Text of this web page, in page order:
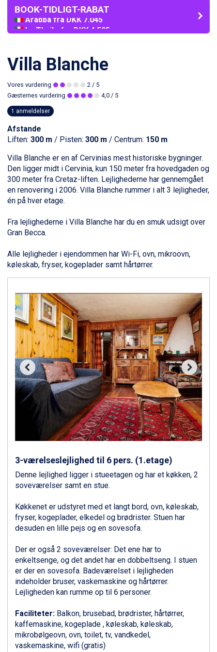
BOOK-TIDLIGT-RABAT
La Thuile fra DKK 4.595
Val Thorens fra DKK 5.395
Bad Hofgastein fra DKK 5.495
Passo Tonale fra DKK 3.795
Sölden fra DKK 8.445
Champoluc fra DKK 3.795
Sestriere fra DKK 4.395
Wagrain fra DKK 4.645
Ischgl fra DKK 7.095
Fieberbrunn fra DKK 6.145
Zell am See fra DKK 4.095
Canazei fra DKK 4.745
Livigno fra DKK 4.145
Ponte di Legno fra DKK 4.745
Sauze dOulx fra DKK 4.045
Bad Gastein fra DKK 4.195
Arabba fra DKK 7.045
Val Thorens fra DKK 5.395
Cervinia fra DKK 5.295
Bad Hofgastein fra DKK 5.495
Saalbach fra DKK 5.945
Sölden fra DKK 8.445
Champoluc fra DKK 3.795
Sestriere fra DKK 4.395
Wagrain fra DKK 4.645
Ischgl fra DKK 7.095
Fieberbrunn fra DKK 6.145
St. Anton fra DKK 7.245
Zell am See fra DKK 4.095
Canazei fra DKK 4.745
Livigno fra DKK 4.145
Ponte di Legno fra DKK 4.745
Sauze dOulx fra DKK 4.045
Alleghe fra DKK 5.595
Arabba fra DKK 7.045
La Thuile fra DKK 4.595
Val Thorens fra DKK 5.395
Bad Hofgastein fra DKK 5.495
Passo Tonale fra DKK 3.795
Saalbach fra DKK 5.945
Sölden fra DKK 8.445
Champoluc fra DKK 3.795
Sestriere fra DKK 4.395
Wagrain fra DKK 4.645
Ischgl fra DKK 7.095
Fieberbrunn fra DKK 6.145
St. Anton fra DKK 7.245
Zell am See fra DKK 4.095
Canazei fra DKK 4.745
Livigno fra DKK 4.145
Ponte di Legno fra DKK 4.745
Villa Blanche
Vores vurdering 2 / 5
Gæsternes vurdering
4,0 / 5
1 anmeldelser
Afstande
Liften: 300 m / Pisten: 300 m / Centrum: 150 m
Villa Blanche er en af Cervinias mest historiske bygninger.
Den ligger midt i Cervinia, kun 150 meter fra hovedgaden og
300 meter fra Cretaz-liften. Lejlighederne har gennemgået
en renovering i 2006. Villa Blanche rummer i alt 3 lejligheder,
én på hver etage.
Fra lejlighederne i Villa Blanche har du en smuk udsigt over
Gran Becca.
Alle lejligheder i ejendommen har Wi-Fi, ovn, mikroovn,
køleskab, fryser, kogeplader samt hårtørrer.
3-værelseslejlighed til 6 pers. (1.etage)
Denne lejlighed ligger i stueetagen og har et køkken, 2
soveværelser samt en stue.
Køkkenet er udstyret med et langt bord, ovn, køleskab,
fryser, kogeplader, elkedel og brødrister. Stuen har
desuden en lille pejs og en sovesofa.
Der er også 2 soveværelser: Det ene har to
enkeltsenge, og det andet har en dobbeltseng. I stuen
er der en sovesofa. Badeværelset i lejligheden
indeholder bruser, vaskemaskine og hårtørrer.
Lejligheden kan rumme op til 6 personer.
Faciliteter: Balkon, brusebad, brødrister, hårtørrer,
kaffemaskine, kogeplade , køleskab, køleskab,
mikrobølgeovn, ovn, toilet, tv, vandkedel,
vaskemaskine, wifi (gratis)